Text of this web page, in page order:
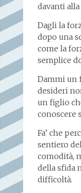
davanti alla
Dagli la
dopo una
come la
semplice
Dammi un
desideri
un figlio
conoscere
Fa’ che
sentiero
comodità,
della sfida
difficoltà.